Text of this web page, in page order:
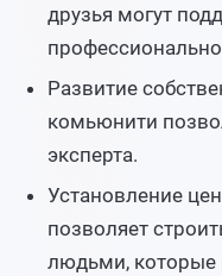
друзья могут
Развитие
комьюнити
эксперта.
Установление
позволяет
людьми, которые